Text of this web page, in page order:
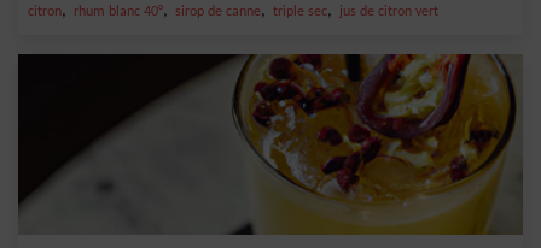
citron, rhum blanc 40°, sirop de canne, triple sec, jus de citron vert